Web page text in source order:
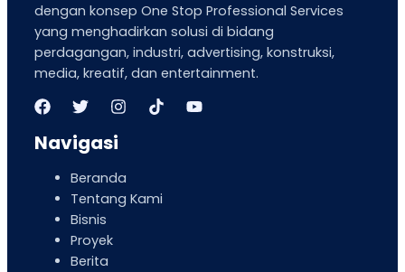
dengan konsep One Stop Professional Services
yang menghadirkan solusi di bidang
perdagangan, industri, advertising, konstruksi,
media, kreatif, dan entertainment.
Navigasi
Beranda
Tentang Kami
Bisnis
Proyek
Berita